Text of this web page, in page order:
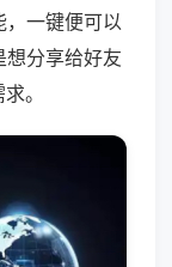
一键便可以
想分享给好友
。